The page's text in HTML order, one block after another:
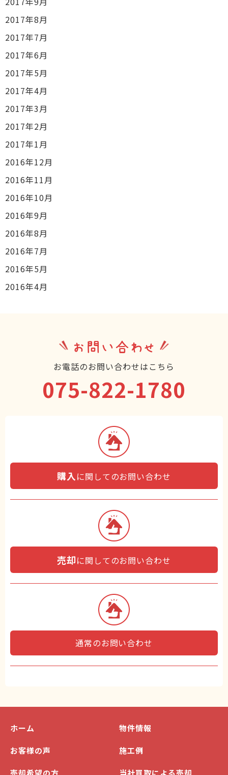
2017年8月
2017年7月
2017年6月
2017年5月
2017年4月
2017年3月
2017年2月
2017年1月
2016年12月
2016年11月
2016年10月
2016年9月
2016年8月
2016年7月
2016年5月
2016年4月
お問い合わせ
お電話のお問い合わせはこちら
075-822-1780
購入 に関してのお問い合わせ
売却に関してのお問い合わせ
通常のお問い合わせ
ホーム 物件情報
お客様の声 施工例
売却希望の方 当社買取による売却